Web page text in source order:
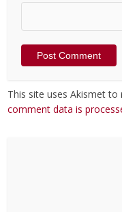
This site uses Akismet to
comment data is